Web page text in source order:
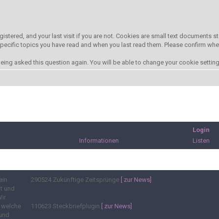
and your last visit if you are not. Cookies are small text documents
topics you have read and when you last read them. Please confirm
asked this question again. You will be able to change your cookie
Login
Informationen
Listen
und
welche
290524 Zukünftige Zeitsprünge [ zur News]
110623 Steckbriefplugin [ zur News]